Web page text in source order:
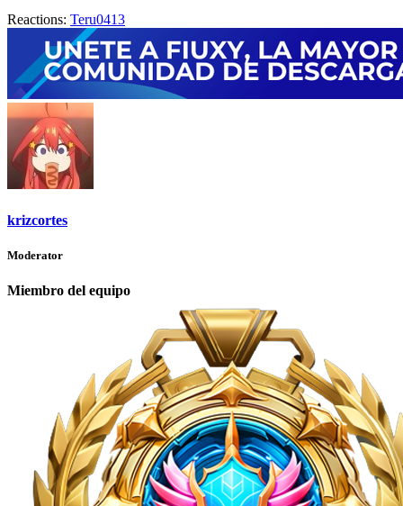
Reactions: Teru0413
krizcortes
Moderator
Miembro del equipo